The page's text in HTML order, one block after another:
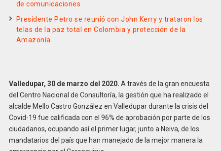
de comunicaciones
Presidente Petro se reunió con John Kerry y trataron los
telas de la paz total en Colombia y protección de la
Amazonía
Valledupar, 30 de marzo del 2020. A través de la gran encuesta
del Centro Nacional de Consultoría, la gestión que ha realizado el
alcalde Mello Castro González en Valledupar durante la crisis del
Covid-19 fue calificada con el 96% de aprobación por parte de los
ciudadanos, ocupando así el primer lugar, junto a Neiva, de los
mandatarios del país que han manejado de la mejor manera la